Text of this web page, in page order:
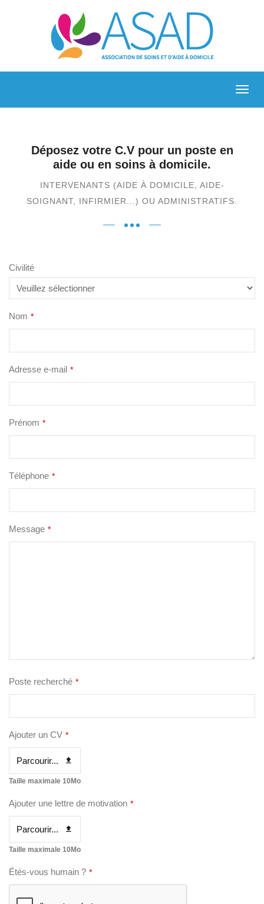
Déposez votre C.V pour un poste en
aide ou en soins à domicile.
INTERVENANTS (AIDE À DOMICILE, AIDE-
SOIGNANT, INFIRMIER...) OU ADMINISTRATIFS.
Civilité
Nom *
Adresse e-mail *
Prénom *
Téléphone *
Message *
Poste recherché *
Ajouter un CV *
Parcourir...
Taille maximale 10Mo
Ajouter une lettre de motivation *
Parcourir...
Taille maximale 10Mo
Étés-vous humain ? *